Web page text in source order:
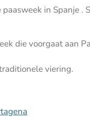
in Spanje .
die voorgaat aan
viering.